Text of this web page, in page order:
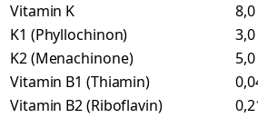
Vitamin K
K1 (Phyllochinon)
K2 (Menachinone)
Vitamin B1 (Thiamin)
Vitamin B2 (Riboflavin)